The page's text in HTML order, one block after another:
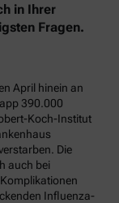
in Ihrer
Fragen.
April hinein an
390.000
Koch-Institut
Die
auch bei
Influenza-